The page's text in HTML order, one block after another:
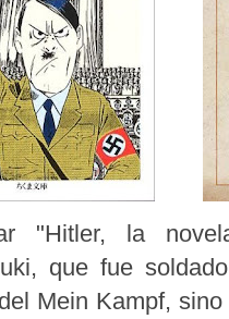
"Hitler, la
que fue
Mein Kampf,